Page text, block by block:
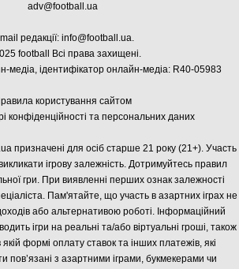
adv@football.ua
редакції: info@football.ua.
football Всі права захищені.
медіа, ідентифікатор онлайн-медіа: R40-05983
користування сайтом
конфіденційності та персональних даних
призначені для осіб старше 21 року (21+). Участь
ігрову залежність. Дотримуйтесь правил
гри. При виявленні перших ознак залежності
Пам'ятайте, що участь в азартних іграх не
або альтернативою роботі. Інформаційний
ігри на реальні та/або віртуальні гроші, також
формі оплату ставок та інших платежів, які
пов’язані з азартними іграми, букмекерами чи